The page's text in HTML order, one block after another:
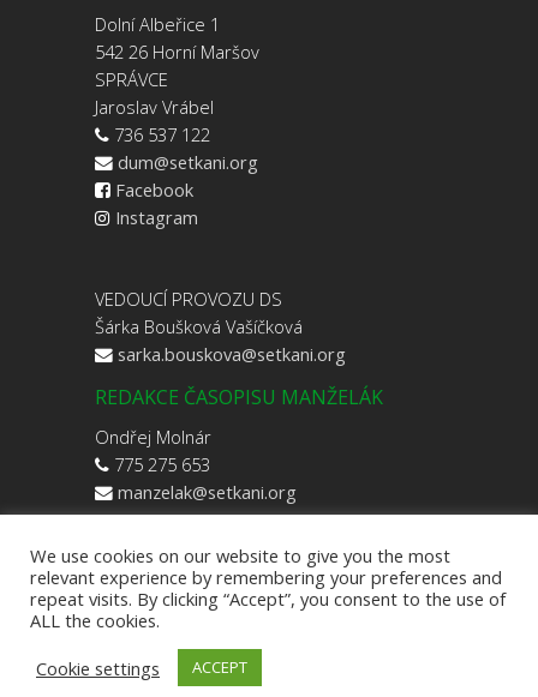
Dolní Albeřice 1
542 26 Horní Maršov
SPRÁVCE
Jaroslav Vrábel
736 537 122
dum@setkani.org
Facebook
Instagram
VEDOUCÍ PROVOZU DS
Šárka Boušková Vašíčková
sarka.bouskova@setkani.org
REDAKCE ČASOPISU MANŽELÁK
Ondřej Molnár
775 275 653
manzelak@setkani.org
YMCA Setkání, 2026
We use cookies on our website to give you the most
relevant experience by remembering your preferences and
repeat visits. By clicking “Accept”, you consent to the use of
ALL the cookies.
Cookie settings
ACCEPT